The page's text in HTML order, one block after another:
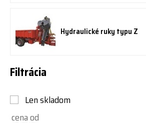
Hydraulické ruky typu Z
Filtrácia
Len skladom
cena od